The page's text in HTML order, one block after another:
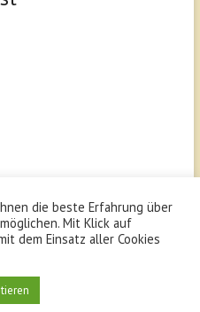
Bruchsal. All rights
Bereitgestellt vonWordPress
die beste Erfahrung über
Mit Klick auf
dem Einsatz aller Cookies